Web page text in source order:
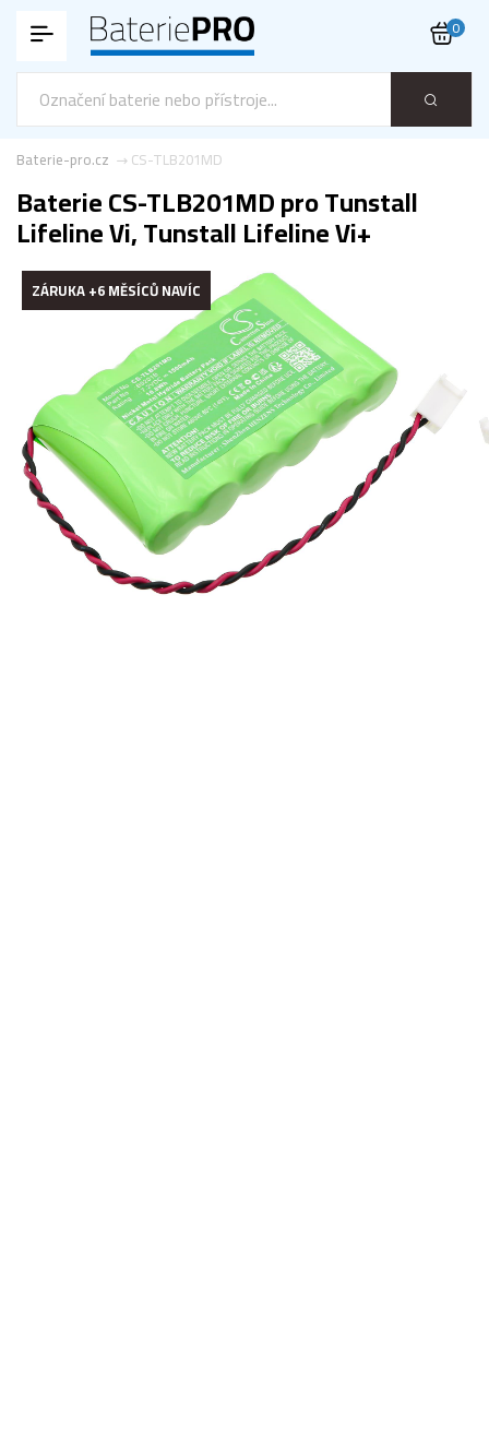
0
CS-TLB201MD
Baterie-pro.cz
Baterie CS-TLB201MD pro Tunstall
Lifeline Vi, Tunstall Lifeline Vi+
ZÁRUKA +6 MĚSÍCŮ NAVÍC